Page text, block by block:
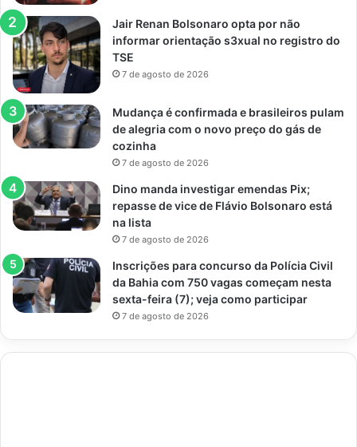
Jair Renan Bolsonaro opta por não
informar orientação s3xual no registro do
TSE
7 de agosto de 2026
Mudança é confirmada e brasileiros pulam
de alegria com o novo preço do gás de
cozinha
7 de agosto de 2026
Dino manda investigar emendas Pix;
repasse de vice de Flávio Bolsonaro está
na lista
7 de agosto de 2026
Inscrições para concurso da Polícia Civil
da Bahia com 750 vagas começam nesta
sexta-feira (7); veja como participar
7 de agosto de 2026